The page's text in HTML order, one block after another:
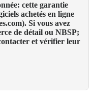
cette garantie
achetés en ligne
Si vous avez
de détail ou NBSP;
et vérifier leur